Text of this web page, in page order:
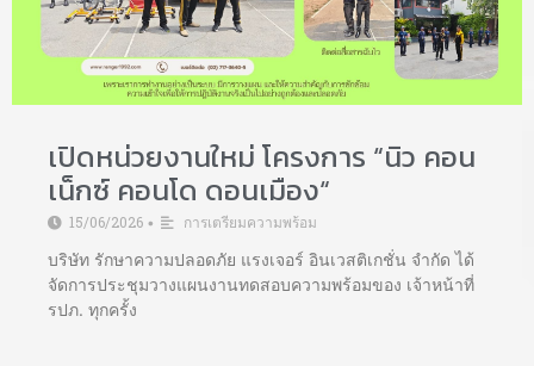
เปิดหน่วยงานใหม่ โครงการ “นิว คอน
เน็กซ์ คอนโด ดอนเมือง“
15/06/2026 • การเตรียมความพร้อม
บริษัท รักษาความปลอดภัย แรงเจอร์ อินเวสติเกชั่น จำกัด ได้
จัดการประชุมวางแผนงานทดสอบความพร้อมของ เจ้าหน้าที่
รปภ. ทุกครั้ง